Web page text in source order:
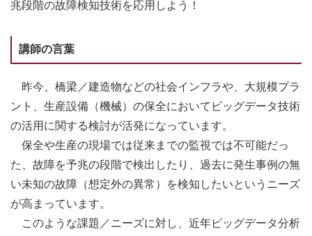
兆段階の故障検知技術を応用しよう！
講師の言葉
昨今、橋梁／建造物などの社会インフラや、大規模プラ
ント、生産設備（機械）の保全においてビッグデータ技術
の活用に関する検討が活発になっています。
保全や生産の現場では従来までの監視では不可能だっ
た、故障を予兆の段階で検出したり、過去に発生事例の無
い未知の故障（想定外の異常）を検知したいというニーズ
が高まっています。
このような課題／ニーズに対し、近年ビッグデータ分析